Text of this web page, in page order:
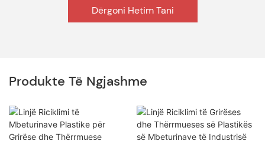
Dërgoni Hetim Tani
Produkte Të Ngjashme